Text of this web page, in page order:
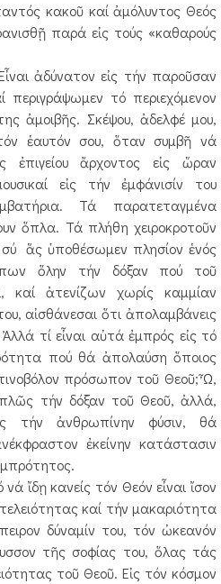
κακοῦ καί ἀμόλυντος Θεός
παρά εἰς τούς «καθαρούς
ἀδύνατον εἰς τήν παροῦσαν
τό περιεχόμενον
ἀμοιβῆς. Σκέψου, ἀδελφέ μου,
ἑαυτόν σου, ὅταν συμβῆ νά
ἐπιγείου ἄρχοντος εἰς ὥραν
εἰς τήν ἐμφάνισίν του
Τά παρατεταγμένα
ὅπλα. Τά πλήθη χειροκροτοῦν
ἅς ὑποθέσωμεν πλησίον ἑνός
ὅλην τήν δόξαν πού τοῦ
καί ἀτενίζων χωρίς καμμίαν
αἰσθάνεσαι ὅτι ἀπολαμβάνεις
τί εἶναι αὐτά ἐμπρός εἰς τό
πού θά ἀπολαύση ὅποιος
πρόσωπον τοῦ Θεοῦ; Ὦ,
τήν δόξαν τοῦ Θεοῦ, ἀλλά,
τήν ἀνθρωπίνην φύσιν, θά
ἐκείνην κατάστασιν
ἴδῃ κανείς τόν Θεόν εἶναι ἴσον
καί τήν μακαριότητα
δύναμίν του, τόν ὠκεανόν
τῆς σοφίας του, ὅλας τάς
τοῦ Θεοῦ. Εἰς τόν κόσμον